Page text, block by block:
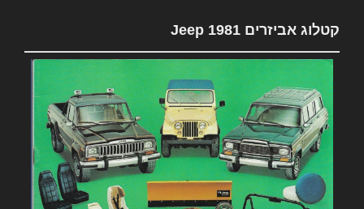
קטלוג אביזרים 1981 Jeep